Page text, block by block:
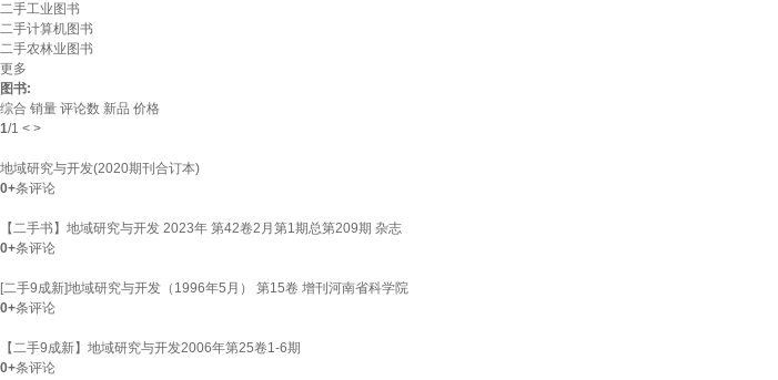
二手工业图书
二手计算机图书
二手农林业图书
更多
图书:
综合 销量 评论数 新品 价格
1/1 < >
地域研究与开发(2020期刊合订本)
0+条评论
【二手书】地域研究与开发 2023年 第42卷2月第1期总第209期 杂志
0+条评论
[二手9成新]地域研究与开发（1996年5月） 第15卷 增刊河南省科学院
0+条评论
【二手9成新】地域研究与开发2006年第25卷1-6期
0+条评论